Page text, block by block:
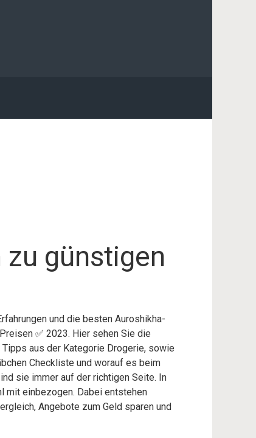
günstigen
und die besten Auroshikha-
✅ 2023. Hier sehen Sie die
aus der Kategorie Drogerie, sowie
Checkliste und worauf es beim
sie immer auf der richtigen Seite. In
mit einbezogen. Dabei entstehen
Angebote zum Geld sparen und